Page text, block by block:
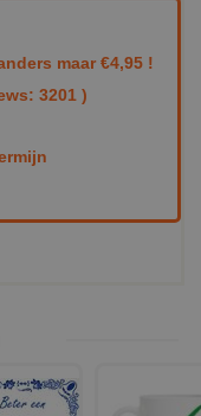
maar €4,95 !
3201 )